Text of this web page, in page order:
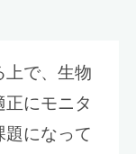
上で、生物
にモニタ
題になって